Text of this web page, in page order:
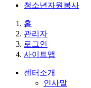
청소년자원봉사
홈
관리자
로그인
사이트맵
센터소개
인사말